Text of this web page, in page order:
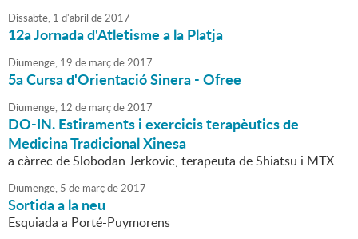
Dissabte, 1 d'abril de2017
12a Jornada d'Atletisme a la Platja
Diumenge, 19 de marçde2017
5a Cursa d'Orientació Sinera - Ofree
Diumenge, 12 de marçde2017
DO-IN. Estiraments i exercicis terapèutics de
Medicina Tradicional Xinesa
a càrrec de Slobodan Jerkovic, terapeuta de Shiatsu i MTX
Diumenge, 5 de marçde2017
Sortida a la neu
Esquiada a Porté-Puymorens